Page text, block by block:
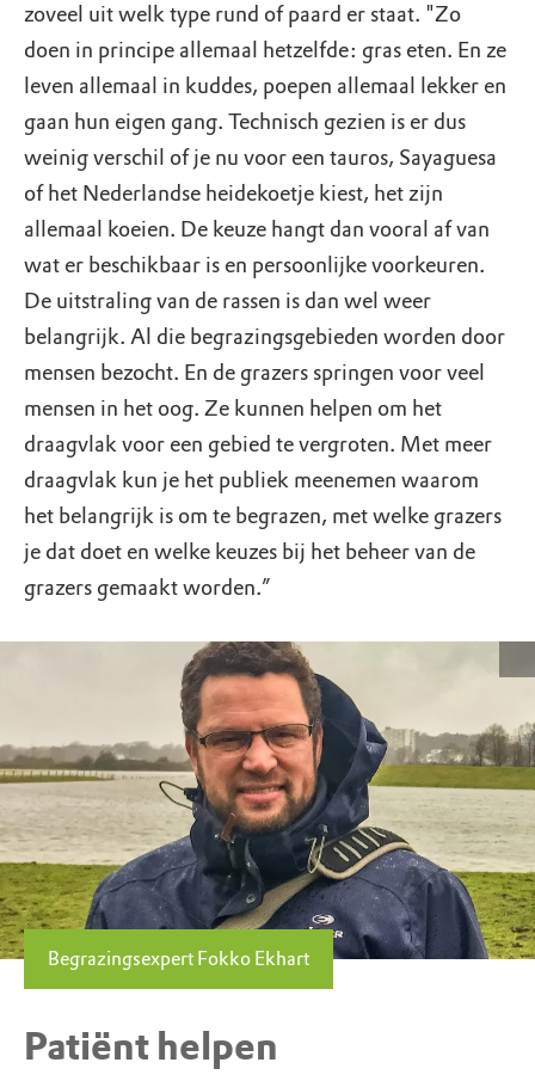
zoveel uit welk type rund of paard er staat. "Zo
doen in principe allemaal hetzelfde: gras eten. En ze
leven allemaal in kuddes, poepen allemaal lekker en
gaan hun eigen gang. Technisch gezien is er dus
weinig verschil of je nu voor een tauros, Sayaguesa
of het Nederlandse heidekoetje kiest, het zijn
allemaal koeien. De keuze hangt dan vooral af van
wat er beschikbaar is en persoonlijke voorkeuren.
De uitstraling van de rassen is dan wel weer
belangrijk. Al die begrazingsgebieden worden door
mensen bezocht. En de grazers springen voor veel
mensen in het oog. Ze kunnen helpen om het
draagvlak voor een gebied te vergroten. Met meer
draagvlak kun je het publiek meenemen waarom
het belangrijk is om te begrazen, met welke grazers
je dat doet en welke keuzes bij het beheer van de
grazers gemaakt worden.”
Begrazingsexpert Fokko Ekhart
Patiënt helpen